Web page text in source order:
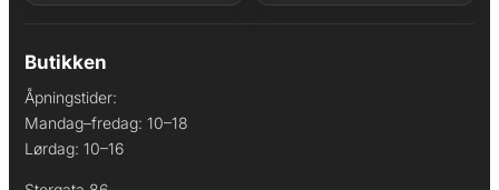
Butikken
Åpningstider:
Mandag–fredag: 10–18
Lørdag: 10–16